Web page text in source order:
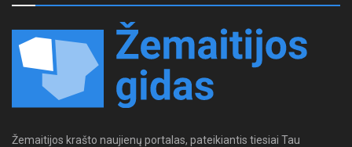
Žemaitijos krašto naujienų portalas, pateikiantis tiesiai Tau